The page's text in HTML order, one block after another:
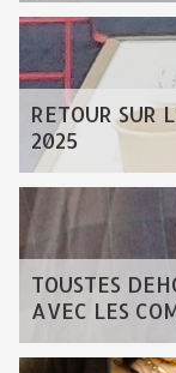
RETOUR SUR
2025
TOUSTES
AVEC LES